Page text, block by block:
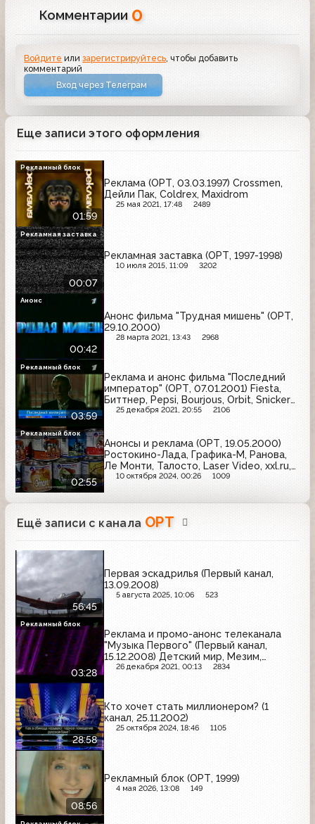
Комментарии 0
Войдите илизарегистрируйтесь, чтобы добавить
комментарий
Вход через Телеграм
Еще записи этого оформления
01:59
Реклама (ОРТ, 03.03.1997) Crossmen,
Дейли Пак, Coldrex, Maxidrom
25 мая 2021, 17:48 2489
Рекламный блок
00:07
Рекламная заставка (ОРТ, 1997-1998)
10 июля 2015, 11:09 3202
Рекламная заставка
00:42
Анонс фильма "Трудная мишень" (ОРТ,
29.10.2000)
28 марта 2021, 13:43 2968
Анонс
03:59
Реклама и анонс фильма "Последний
император" (ОРТ, 07.01.2001) Fiesta,
Биттнер, Pepsi, Bourjous, Orbit, Snickers,
Злато, Whiskas, Nescafe
25 декабря 2021, 20:55 2106
Рекламный блок
02:55
Анонсы и реклама (ОРТ, 19.05.2000)
Ростокино-Лада, Графика-М, Ранова,
Ле Монти, Талосто, Laser Video, xxl.ru,
Ярославские краски, Русское радио,
10 октября 2024, 00:26 1009
Рекламный блок
Ещё записи с канала ОРТ
56:45
Первая эскадрилья (Первый канал,
13.09.2008)
5 августа 2025, 10:06 523
03:28
Реклама и промо-анонс телеканала
"Музыка Первого" (Первый канал,
15.12.2008) Детский мир, Мезим,
Faberlic, Мегафон, Фруктовый сад,
26 декабря 2021, 00:13 2834
Рекламный блок
28:58
Кто хочет стать миллионером? (1
канал, 25.11.2002)
25 октября 2024, 18:46 1105
08:56
Рекламный блок (ОРТ, 1999)
4 мая 2026, 13:08 149